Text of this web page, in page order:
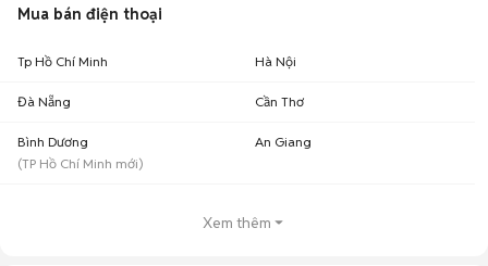
Mua bán điện thoại
Tp Hồ Chí Minh Hà Nội
Đà Nẵng Cần Thơ
Bình Dương
(TP Hồ Chí Minh mới)
An Giang
Xem thêm